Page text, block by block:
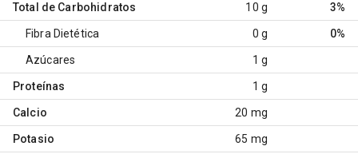
Total de Carbohidratos 10 g 3%
Fibra Dietética 0 g 0%
Azúcares 1 g
Proteínas 1 g
Calcio 20 mg
Potasio 65 mg